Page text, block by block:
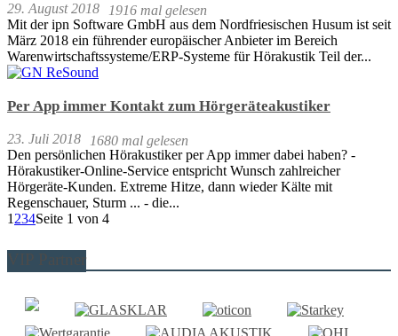
29. August 2018
1916 mal gelesen
Mit der ipn Software GmbH aus dem Nordfriesischen Husum ist seit
März 2018 ein führender europäischer Anbieter im Bereich
Warenwirtschaftssysteme/ERP-Systeme für Hörakustik Teil der...
Per App immer Kontakt zum Hörgeräteakustiker
23. Juli 2018
1680 mal gelesen
Den persönlichen Hörakustiker per App immer dabei haben? -
Hörakustiker-Online-Service entspricht Wunsch zahlreicher
Hörgeräte-Kunden. Extreme Hitze, dann wieder Kälte mit
Regenschauer, Sturm ... - die...
1 234Seite 1 von 4
VIP Partner